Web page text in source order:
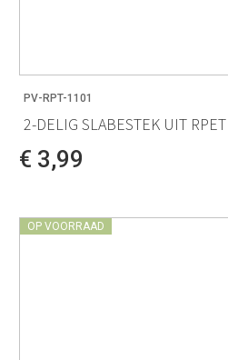
PV-RPT-1101
2-DELIG SLABESTEK UIT
€ 3,99
OP VOORRAAD